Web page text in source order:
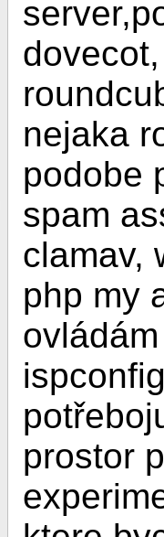
dovecot,
nejaka
podobe
spam
clamav,
php my
prostor